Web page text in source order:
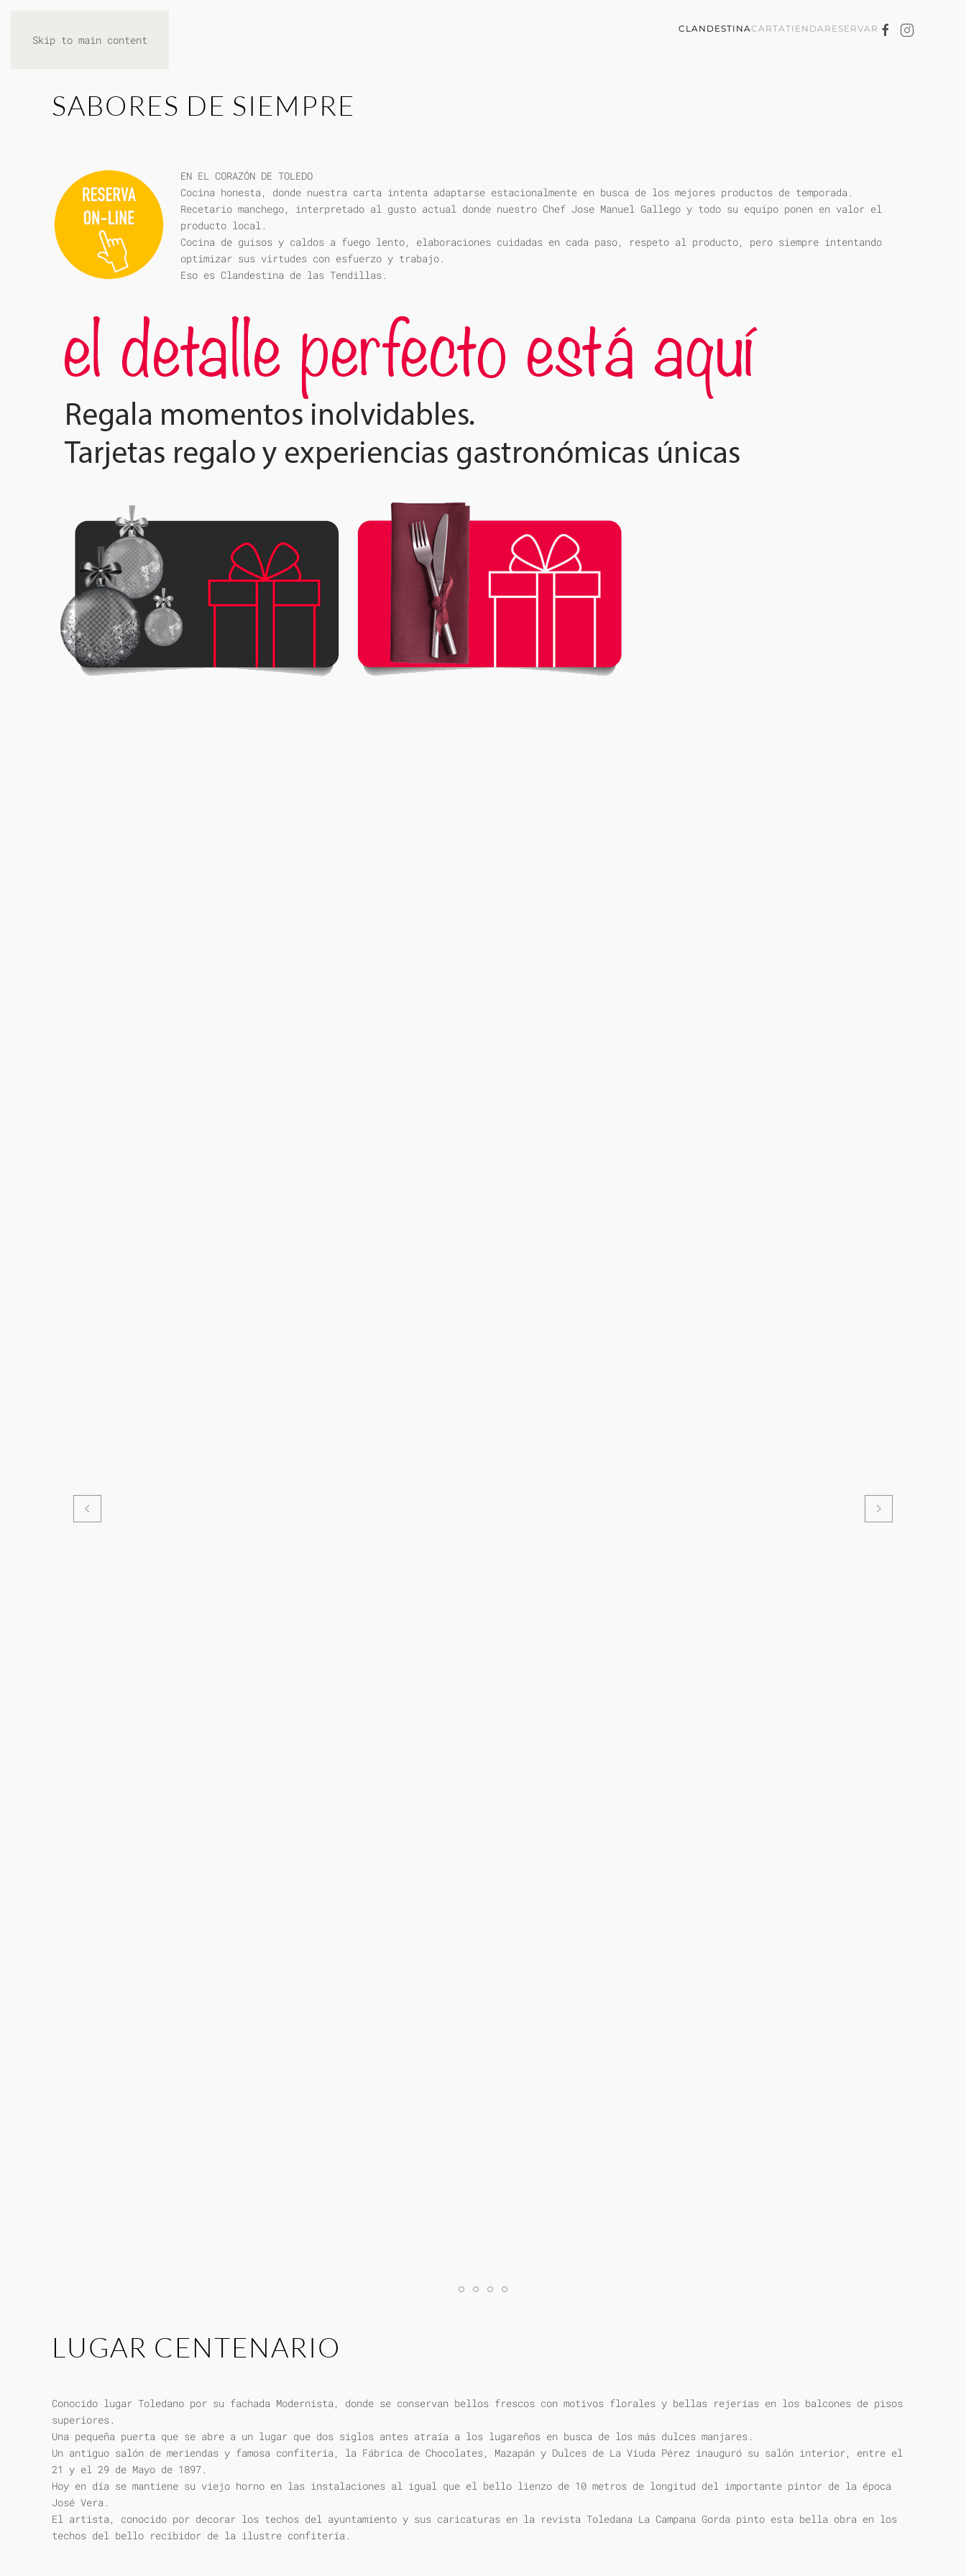
Skip to main content
CLANDESTINACARTATIENDARESERVAR
SABORES DE SIEMPRE
EN EL CORAZÓN DE TOLEDO
Cocina honesta, donde nuestra carta intenta adaptarse estacionalmente en busca de los mejores productos de temporada.
Recetario manchego, interpretado al gusto actual donde nuestro Chef Jose Manuel Gallego y todo su equipo ponen en valor el
producto local.
Cocina de guisos y caldos a fuego lento, elaboraciones cuidadas en cada paso, respeto al producto, pero siempre intentando
optimizar sus virtudes con esfuerzo y trabajo.
Eso es Clandestina de las Tendillas.
LUGAR CENTENARIO
Conocido lugar Toledano por su fachada Modernista, donde se conservan bellos frescos con motivos florales y bellas rejerías en los balcones de pisos
superiores.
Una pequeña puerta que se abre a un lugar que dos siglos antes atraía a los lugareños en busca de los más dulces manjares.
Un antiguo salón de meriendas y famosa confitería, la Fábrica de Chocolates, Mazapán y Dulces de La Viuda Pérez inauguró su salón interior, entre el
21 y el 29 de Mayo de 1897.
Hoy en día se mantiene su viejo horno en las instalaciones al igual que el bello lienzo de 10 metros de longitud del importante pintor de la época
José Vera.
El artista, conocido por decorar los techos del ayuntamiento y sus caricaturas en la revista Toledana La Campana Gorda pinto esta bella obra en los
techos del bello recibidor de la ilustre confitería.